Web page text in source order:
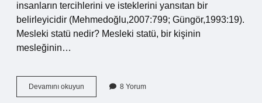
insanların tercihlerini ve isteklerini yansıtan bir
belirleyicidir (Mehmedoğlu,2007:799; Güngör,1993:19).
Mesleki statü nedir? Mesleki statü, bir kişinin
mesleğinin…
Devamını okuyun
Değeri
8 Yorum